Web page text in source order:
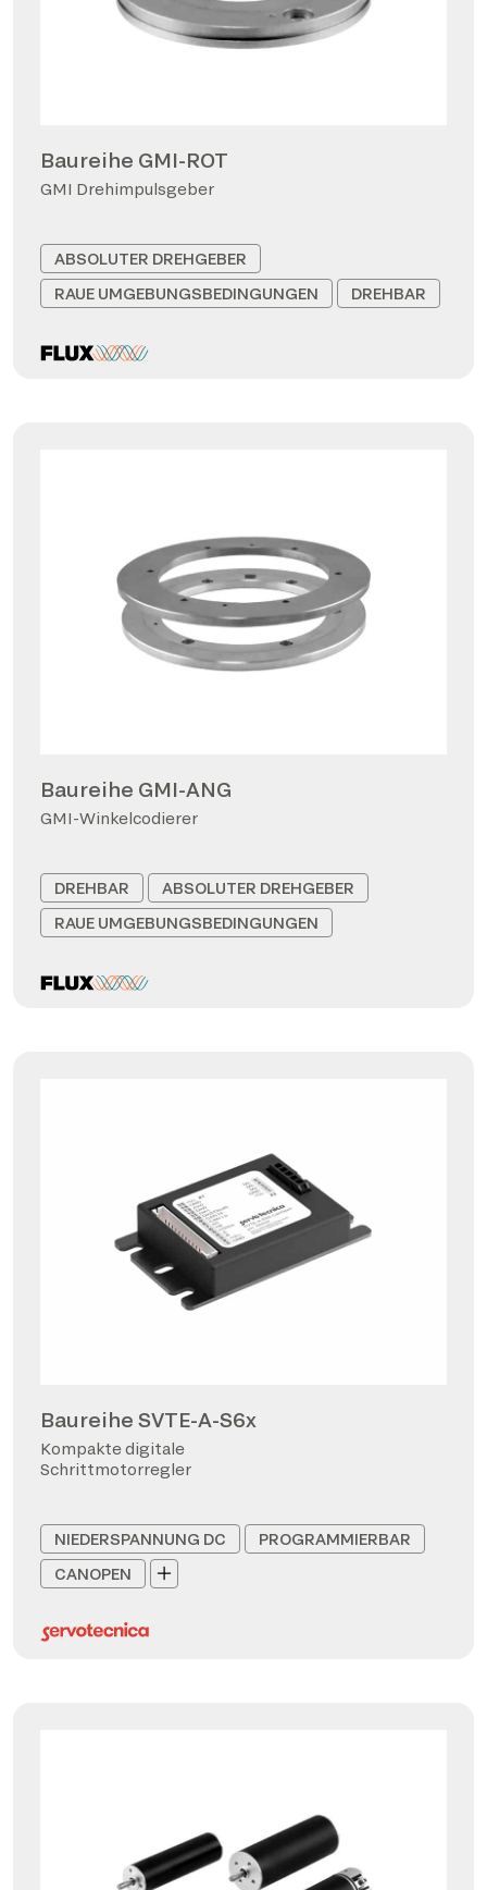
Baureihe GMI-ROT
GMI Drehimpulsgeber
ABSOLUTER DREHGEBER
RAUE UMGEBUNGSBEDINGUNGEN
DREHBAR
Baureihe GMI-ANG
GMI-Winkelcodierer
DREHBAR
ABSOLUTER DREHGEBER
RAUE UMGEBUNGSBEDINGUNGEN
Baureihe SVTE-A-S6x
Kompakte digitale
Schrittmotorregler
NIEDERSPANNUNG DC
PROGRAMMIERBAR
CANOPEN